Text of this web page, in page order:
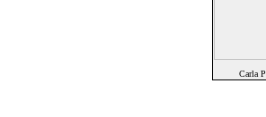
Carla